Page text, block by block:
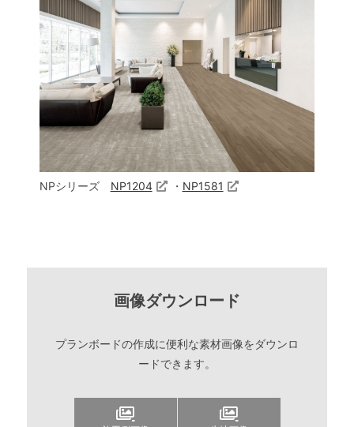
NPシリーズ NP1204 ・ NP1581
画像ダウンロード
プランボードの作成に便利な素材画像をダウンロ
ードできます。